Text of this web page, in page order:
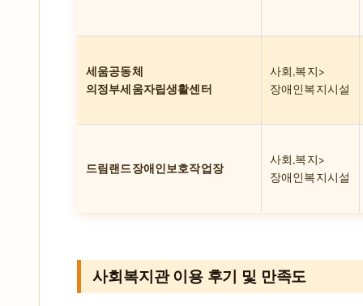
세움공동체
의정부세움자립생활센터
사회,복지>
장애인복지시설
드림랜드장애인보호작업장
사회,복지>
장애인복지시설
사회복지관 이용 후기 및 만족도